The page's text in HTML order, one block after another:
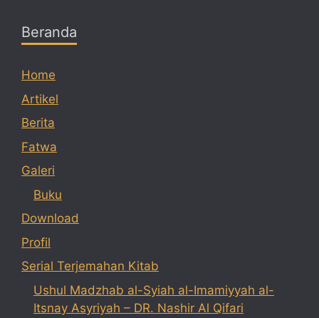
Beranda
Home
Artikel
Berita
Fatwa
Galeri
Buku
Download
Profil
Serial Terjemahan Kitab
Ushul Madzhab al-Syiah al-Imamiyyah al-
Itsnay Asyriyah – DR. Nashir Al Qifari